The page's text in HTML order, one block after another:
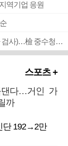
역기업 응원
■ 검사 신분 버리고 직급하향(10년 이하 저연차 검사)…檢 중수청행 기피
스포츠 +
댄다…거인 가
까
단 192→2만